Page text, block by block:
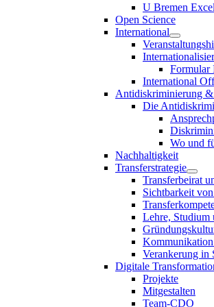
U Bremen
Open Science
International
Formular
International
Antidiskriminierung
Die
Wo und
Nachhaltigkeit
Transferstrategie
Transferbeirat
Sichtbarkeit
Lehre, Studium
Kommunikation
Verankerung in
Digitale
Projekte
Mitgestalten
Team-CDO